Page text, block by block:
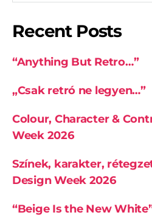
Recent Posts
“Anything But Retro…”
„Csak retró ne legyen…”
Colour, Character &
Week 2026
Színek, karakter,
Design Week 2026
“Beige Is the New